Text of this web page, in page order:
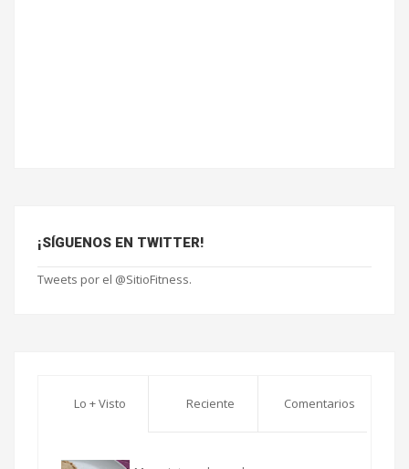
¡SÍGUENOS EN TWITTER!
Tweets por el @SitioFitness.
Lo + Visto Reciente Comentarios